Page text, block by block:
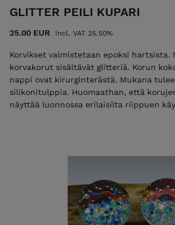
GLITTER PEILI KUPARI
25.00 EUR Incl. VAT 25.50%
Korvikset valmistetaan epoksi hartsista.
korvakorut sisältävät glitteriä. Korun
nappi ovat kirurginterästä. Mukana
silikonitulppia. Huomaathan, että
näyttää luonnossa erilaisilta riippuen